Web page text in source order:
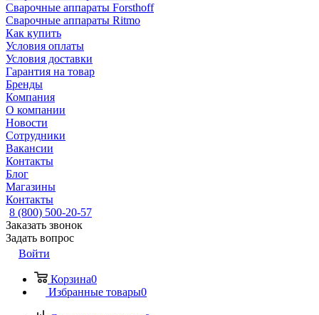
Сварочные аппараты Forsthoff
Сварочные аппараты Ritmo
Как купить
Условия оплаты
Условия доставки
Гарантия на товар
Бренды
Компания
О компании
Новости
Сотрудники
Вакансии
Контакты
Блог
Магазины
Контакты
8 (800) 500-20-57
Заказать звонок
Задать вопрос
Войти
Корзина0
Избранные товары0